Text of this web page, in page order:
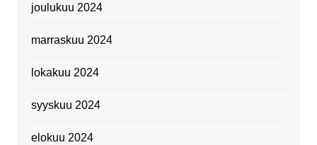
joulukuu 2024
marraskuu 2024
lokakuu 2024
syyskuu 2024
elokuu 2024